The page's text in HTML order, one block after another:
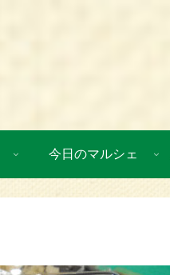
今日のマルシェ